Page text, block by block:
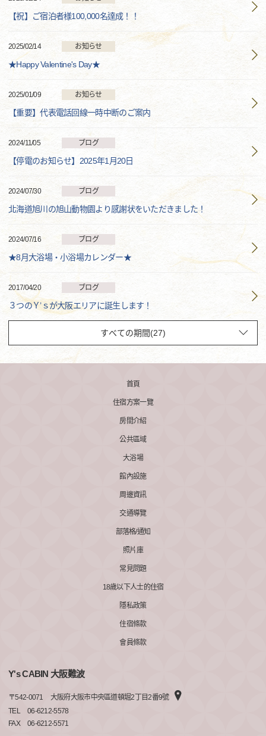
【祝】ご宿泊者様100,000名達成！！
2025/02/14 お知らせ
★Happy Valentine's Day★
2025/01/09 お知らせ
【重要】代表電話回線一時中断のご案内
2024/11/05 ブログ
【停電のお知らせ】2025年1月20日
2024/07/30 ブログ
北海道旭川の旭山動物園より感謝状をいただきました！
2024/07/16 ブログ
★8月大浴場・小浴場カレンダー★
2017/04/20 ブログ
３つのＹ’ｓが大阪エリアに誕生します！
首頁
住宿方案一覽
房間介紹
公共區域
大浴場
館內設施
周邊資訊
交通導覽
部落格/通知
照片庫
常見問題
18歲以下人士的住宿
隱私政策
住宿條款
會員條款
Y's CABIN 大阪難波
〒542-0071
大阪府大阪市中央區道頓堀2丁目2番9號
TEL
06-6212-5578
FAX
06-6212-5571